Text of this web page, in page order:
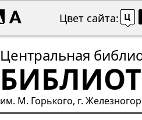
Цвет сайта:
Центральная
им. М. Горького, г.